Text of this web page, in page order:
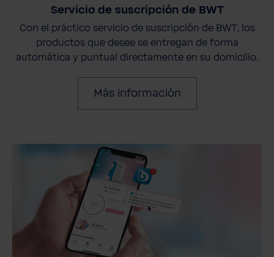
Servicio de suscripción de BWT
Con el práctico servicio de suscripción de BWT, los
productos que desee se entregan de forma
automática y puntual directamente en su domicilio.
Más información